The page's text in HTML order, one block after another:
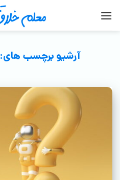
آرشیو برچسب های: